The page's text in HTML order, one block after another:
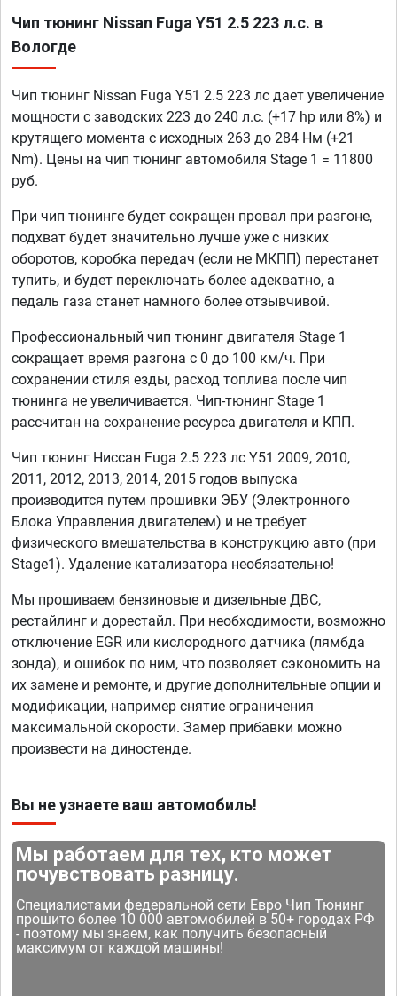
Чип тюнинг Nissan Fuga Y51 2.5 223 л.с. в
Вологде
Чип тюнинг Nissan Fuga Y51 2.5 223 лс дает увеличение
мощности с заводских 223 до 240 л.с. (+17 hp или 8%) и
крутящего момента с исходных 263 до 284 Нм (+21
Nm). Цены на чип тюнинг автомобиля Stage 1 = 11800
руб.
При чип тюнинге будет сокращен провал при разгоне,
подхват будет значительно лучше уже с низких
оборотов, коробка передач (если не МКПП) перестанет
тупить, и будет переключать более адекватно, а
педаль газа станет намного более отзывчивой.
Профессиональный чип тюнинг двигателя Stage 1
сокращает время разгона с 0 до 100 км/ч. При
сохранении стиля езды, расход топлива после чип
тюнинга не увеличивается. Чип-тюнинг Stage 1
рассчитан на сохранение ресурса двигателя и КПП.
Чип тюнинг Ниссан Fuga 2.5 223 лс Y51 2009, 2010,
2011, 2012, 2013, 2014, 2015 годов выпуска
производится путем прошивки ЭБУ (Электронного
Блока Управления двигателем) и не требует
физического вмешательства в конструкцию авто (при
Stage1). Удаление катализатора необязательно!
Мы прошиваем бензиновые и дизельные ДВС,
рестайлинг и дорестайл. При необходимости, возможно
отключение EGR или кислородного датчика (лямбда
зонда), и ошибок по ним, что позволяет сэкономить на
их замене и ремонте, и другие дополнительные опции и
модификации, например снятие ограничения
максимальной скорости. Замер прибавки можно
произвести на диностенде.
Вы не узнаете ваш автомобиль!
Мы работаем для тех, кто может
почувствовать разницу.
Специалистами федеральной сети Евро Чип Тюнинг
прошито более 10 000 автомобилей в 50+ городах РФ
- поэтому мы знаем, как получить безопасный
максимум от каждой машины!